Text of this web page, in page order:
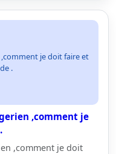
je doit faire et
.
,comment je
,comment je doit